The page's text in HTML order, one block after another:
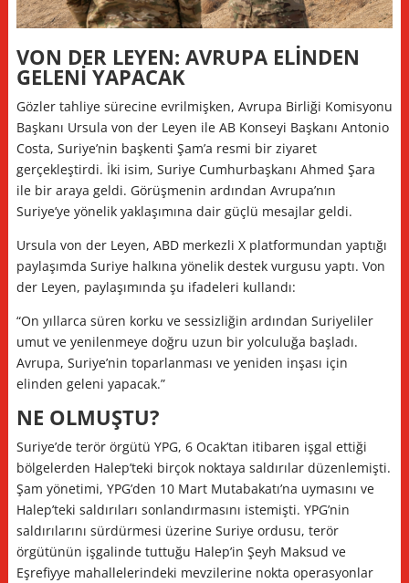
VON DER LEYEN: AVRUPA ELİNDEN
GELENİ YAPACAK
Gözler tahliye sürecine evrilmişken, Avrupa Birliği Komisyonu
Başkanı Ursula von der Leyen ile AB Konseyi Başkanı Antonio
Costa, Suriye’nin başkenti Şam’a resmi bir ziyaret
gerçekleştirdi. İki isim, Suriye Cumhurbaşkanı Ahmed Şara
ile bir araya geldi. Görüşmenin ardından Avrupa’nın
Suriye’ye yönelik yaklaşımına dair güçlü mesajlar geldi.
Ursula von der Leyen, ABD merkezli X platformundan yaptığı
paylaşımda Suriye halkına yönelik destek vurgusu yaptı. Von
der Leyen, paylaşımında şu ifadeleri kullandı:
“On yıllarca süren korku ve sessizliğin ardından Suriyeliler
umut ve yenilenmeye doğru uzun bir yolculuğa başladı.
Avrupa, Suriye’nin toparlanması ve yeniden inşası için
elinden geleni yapacak.”
NE OLMUŞTU?
Suriye’de terör örgütü YPG, 6 Ocak’tan itibaren işgal ettiği
bölgelerden Halep’teki birçok noktaya saldırılar düzenlemişti.
Şam yönetimi, YPG’den 10 Mart Mutabakatı’na uymasını ve
Halep’teki saldırıları sonlandırmasını istemişti. YPG’nin
saldırılarını sürdürmesi üzerine Suriye ordusu, terör
örgütünün işgalinde tuttuğu Halep’in Şeyh Maksud ve
Eşrefiyye mahallelerindeki mevzilerine nokta operasyonlar